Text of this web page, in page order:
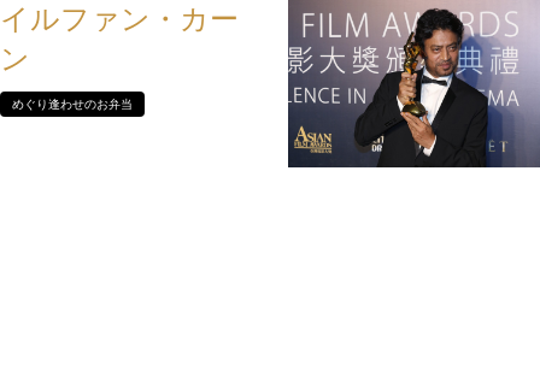
イルファン・カー
ン
めぐり逢わせのお弁当